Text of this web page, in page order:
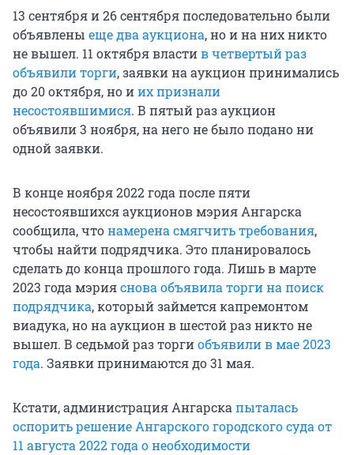
13 сентября и 26 сентября последовательно были
объявлены еще два аукциона, но и на них никто
не вышел. 11 октября властив четвертый раз
объявили торги, заявки на аукцион принимались
до 20 октября, но иих признали
несостоявшимися. В пятый раз аукцион
объявили 3 ноября, на него не было подано ни
одной заявки.
В конце ноября 2022 года после пяти
несостоявшихся аукционов мэрия Ангарска
сообщила, чтонамерена смягчить требования,
чтобы найти подрядчика. Это планировалось
сделать до конца прошлого года. Лишь в марте
2023 года мэрияснова объявила торги на поиск
подрядчика, который займется капремонтом
виадука, но на аукцион в шестой раз никто не
вышел. В седьмой раз торгиобъявили в мае 2023
года. Заявки принимаются до 31 мая.
Кстати, администрация Ангарска пыталась
оспорить решение Ангарского городского суда от
11 августа 2022 года о необходимости